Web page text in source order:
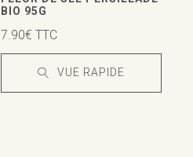
BIO 95G
7.90€ TTC
VUE RAPIDE